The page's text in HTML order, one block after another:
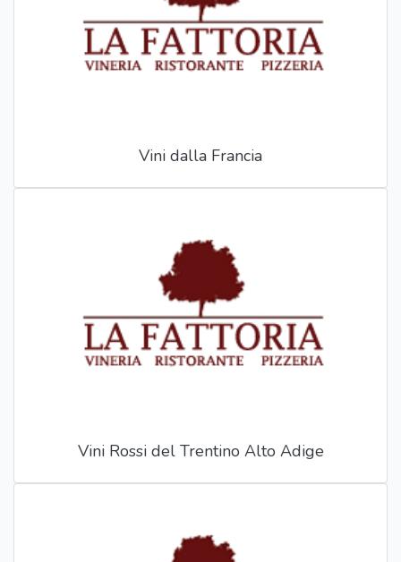
Vini dalla Francia
Vini Rossi del Trentino Alto Adige